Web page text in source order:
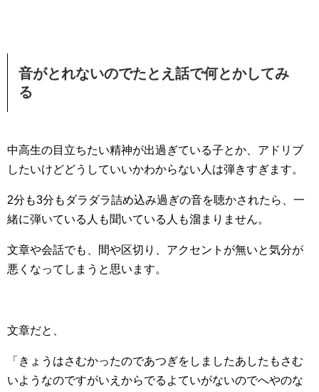
音がとれないのでたとえ話で何とかしてみ
る
中高生の目立ちたい精神が出過ぎている子とか、アドリブ
したいけどどうしていいかわからない人は弾きすぎます。
2分も3分もダラダラ詰め込み過ぎの音を聴かされたら、一
緒に弾いている人も聞いている人も溜まりません。
文章や会話でも、間や区切り、アクセントが無いと気分が
悪くなってしまうと思います。
文章だと、
「きょうはさむかったのであつぎをしましたあしたもさむ
いようなのですがいえからでるよていがないのでへやのな